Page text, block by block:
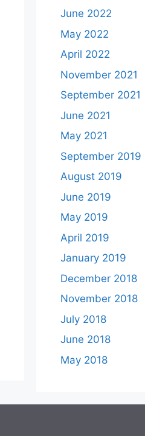
June 2022
May 2022
April 2022
November 2021
September 2021
June 2021
May 2021
September 2019
August 2019
June 2019
May 2019
April 2019
January 2019
December 2018
November 2018
July 2018
June 2018
May 2018